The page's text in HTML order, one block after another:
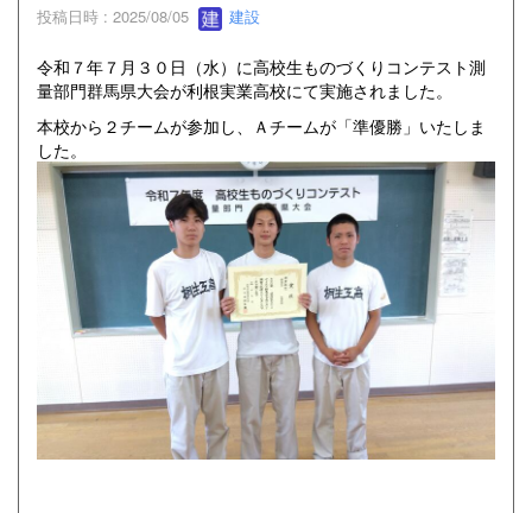
投稿日時 : 2025/08/05 建設
令和７年７月３０日（水）に高校生ものづくりコンテスト測
量部門群馬県大会が利根実業高校にて実施されました。
本校から２チームが参加し、Ａチームが「準優勝」いたしま
した。